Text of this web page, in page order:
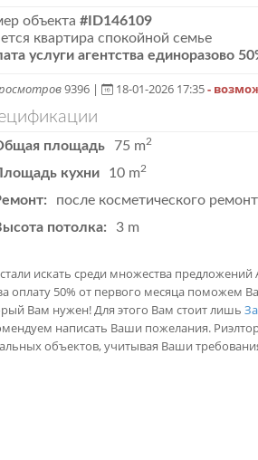
объекта #ID146109
квартира спокойной семье
услуги агентства единоразово
9396 | 18-01-2026 17:35-
площадь 75 m2
кухни 10 m2
после косметического
потолка:
3 m
искать среди множества
оплату 50% от первого месяца поможем
Вам нужен! Для этого Вам стоит лишь
написать Ваши пожелания.
объектов, учитывая Ваши